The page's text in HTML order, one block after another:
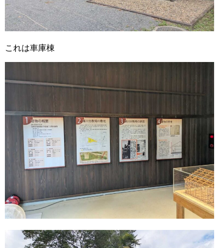
これは車庫棟